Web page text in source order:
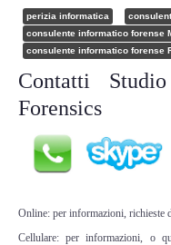
Perizia DVR
Perizia IoT e IIoT
Perizia
Perizia Incidente
INDAGINI
perizia informatica
consulente informatico forense
consulente informatico forense
Contatti
Forensics
Online: per informazioni, richieste
Cellulare: per informazioni, o